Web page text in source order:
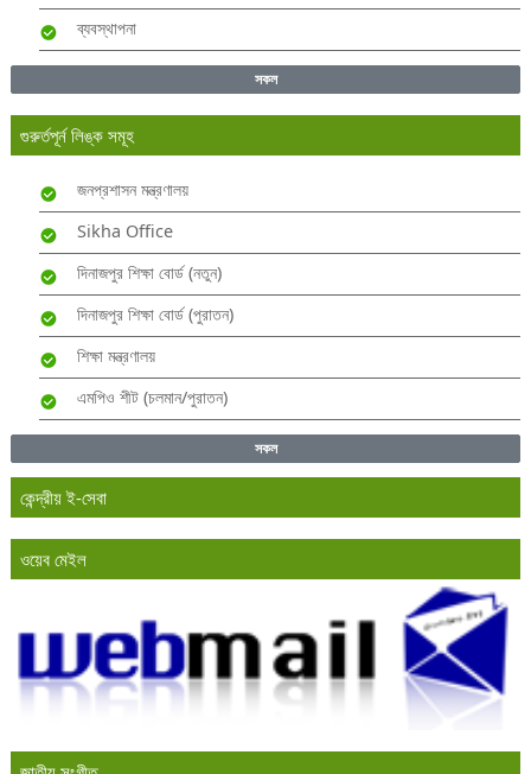
ব্যবস্থাপনা
সকল
গুরুর্তপূর্ন লিঙ্ক সমূহ
জনপ্রশাসন মন্ত্রণালয়
Sikha Office
দিনাজপুর শিক্ষা বোর্ড (নতুন)
দিনাজপুর শিক্ষা বোর্ড (পুরাতন)
শিক্ষা মন্ত্রণালয়
এমপিও শীট (চলমান/পুরাতন)
সকল
কেন্দ্রীয় ই-সেবা
ওয়েব মেইল